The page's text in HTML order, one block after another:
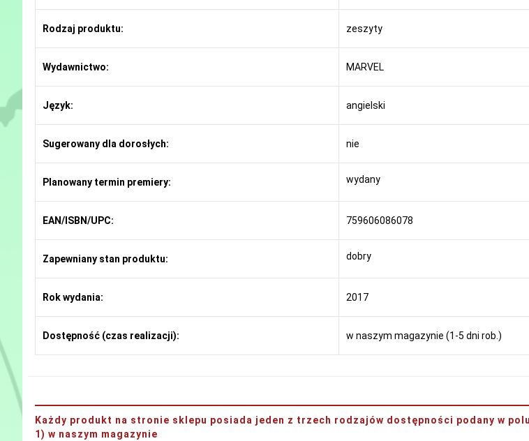
Rodzaj produktu: zeszyty
Wydawnictwo: MARVEL
Język: angielski
Sugerowany dla dorosłych: nie
Planowany termin premiery: wydany
EAN/ISBN/UPC: 759606086078
Zapewniany stan produktu: dobry
Rok wydania: 2017
Dostępność (czas realizacji): w naszym magazynie (1-5 dni rob.)
Każdy produkt na stronie sklepu posiada jeden z trzech rodzajów dostępności podany w polu
1) w naszym magazynie